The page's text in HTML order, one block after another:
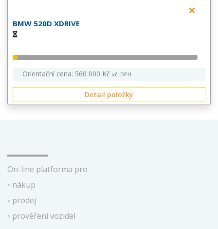
BMW 520D XDRIVE
Orientační cena: 560 000 Kč vč. DPH
Detail položky
On-line platforma pro
◦ nákup
◦ prodej
◦ prověření vozidel